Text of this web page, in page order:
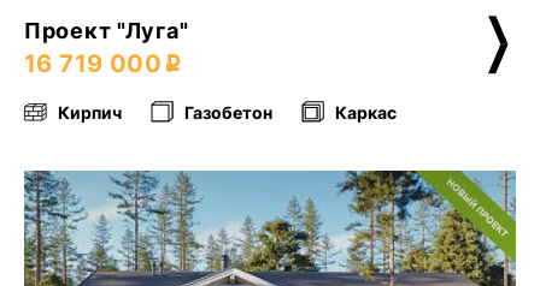
Проект "Луга"
16 719 000
Кирпич Газобетон Каркас